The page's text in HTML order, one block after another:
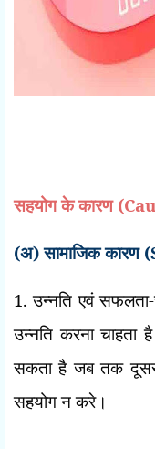
सहयोग के कारण
(अ) सामाजिक कारण (
1.उन्नति एवं
उन्नति करना
सकता है जब तक
सहयोग न करे।